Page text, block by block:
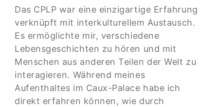
Das CPLP war eine einzigartige Erfahrung
verknüpft mit interkulturellem Austausch.
Es ermöglichte mir, verschiedene
Lebensgeschichten zu hören und mit
Menschen aus anderen Teilen der Welt zu
interagieren. Während meines
Aufenthaltes im Caux-Palace habe ich
direkt erfahren können, wie durch